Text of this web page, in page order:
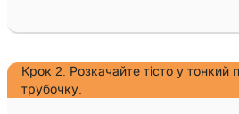
Крок 2. Розкачайте тісто у тонкий
трубочку.